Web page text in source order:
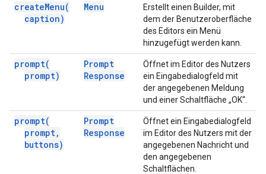
createMenu(
caption)
Menu
Erstellt einen Builder, mit
dem der Benutzeroberfläche
des Editors ein Menü
hinzugefügt werden kann.
prompt(
prompt)
Prompt
Response
Öffnet im Editor des Nutzers
ein Eingabedialogfeld mit
der angegebenen Meldung
und einer Schaltfläche „OK“.
prompt(
prompt,
buttons)
Prompt
Response
Öffnet ein Eingabedialogfeld
im Editor des Nutzers mit der
angegebenen Nachricht und
den angegebenen
Schaltflächen.